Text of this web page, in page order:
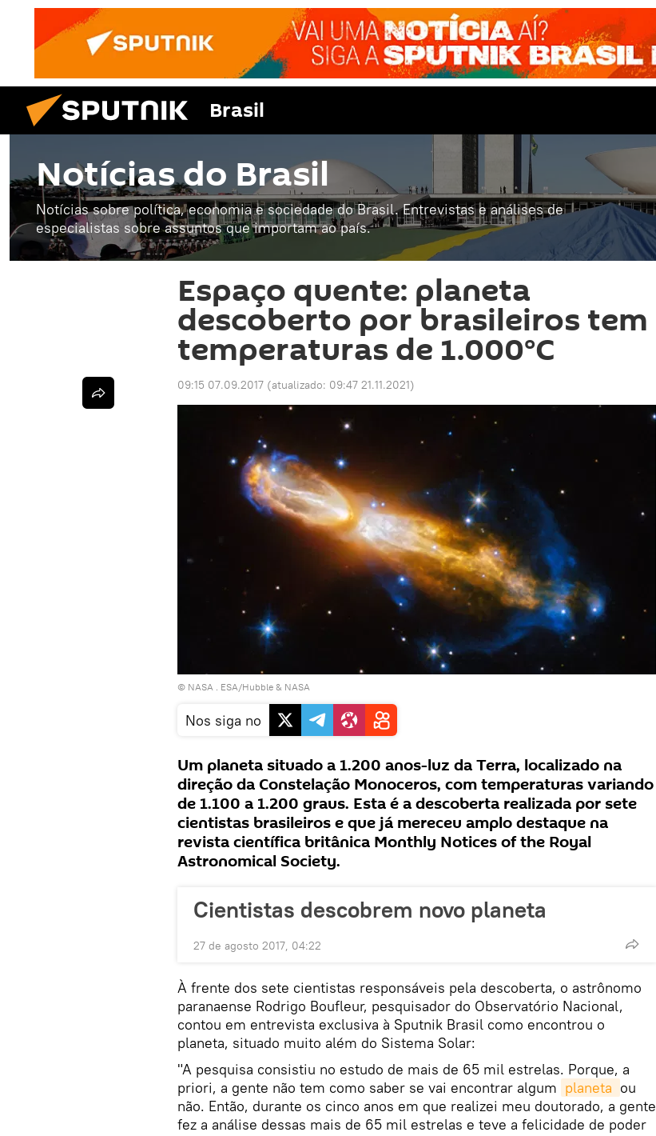
Brasil
Notícias do Brasil
Notícias sobre política, economia e sociedade do Brasil. Entrevistas e análises de
especialistas sobre assuntos que importam ao país.
Espaço quente: planeta
descoberto por brasileiros tem
temperaturas de 1.000°C
09:15 07.09.2017 (atualizado: 09:47 21.11.2021)
© NASA . ESA/Hubble & NASA
Nos siga no
Um planeta situado a 1.200 anos-luz da Terra, localizado na
direção da Constelação Monoceros, com temperaturas variando
de 1.100 a 1.200 graus. Esta é a descoberta realizada por sete
cientistas brasileiros e que já mereceu amplo destaque na
revista científica britânica Monthly Notices of the Royal
Astronomical Society.
Cientistas descobrem novo planeta
27 de agosto 2017, 04:22
À frente dos sete cientistas responsáveis pela descoberta, o astrônomo
paranaense Rodrigo Boufleur, pesquisador do Observatório Nacional,
contou em entrevista exclusiva à Sputnik Brasil como encontrou o
planeta, situado muito além do Sistema Solar:
"A pesquisa consistiu no estudo de mais de 65 mil estrelas. Porque, a
priori, a gente não tem como saber se vai encontrar algum planeta ou
não. Então, durante os cinco anos em que realizei meu doutorado, a gente
fez a análise dessas mais de 65 mil estrelas e teve a felicidade de poder